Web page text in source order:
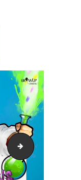
b-fachada-